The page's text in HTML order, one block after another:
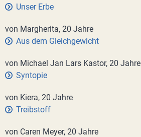
Unser Erbe
von Margherita, 20 Jahre
Aus dem Gleichgewicht
von Michael Jan Lars Kastor, 20 Jahre
Syntopie
von Kiera, 20 Jahre
Treibstoff
von Caren Meyer, 20 Jahre